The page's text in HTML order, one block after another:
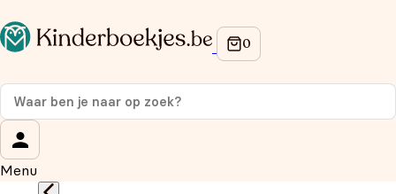
Menu
Op de hoogte blijven van onze acties?
Meld je aan voor onze nieuwsbrief en ontvang
korting
Wat is je voornaam?